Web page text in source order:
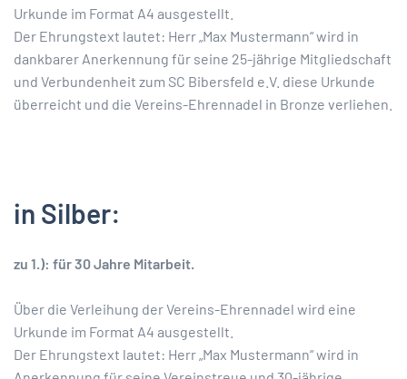
Urkunde im Format A4 ausgestellt.
Der Ehrungstext lautet: Herr „Max Mustermann“ wird in
dankbarer Anerkennung für seine 25-jährige Mitgliedschaft
und Verbundenheit zum SC Bibersfeld e.V. diese Urkunde
überreicht und die Vereins-Ehrennadel in Bronze verliehen.
in Silber:
zu 1.): für 30 Jahre Mitarbeit.
Über die Verleihung der Vereins-Ehrennadel wird eine
Urkunde im Format A4 ausgestellt.
Der Ehrungstext lautet: Herr „Max Mustermann“ wird in